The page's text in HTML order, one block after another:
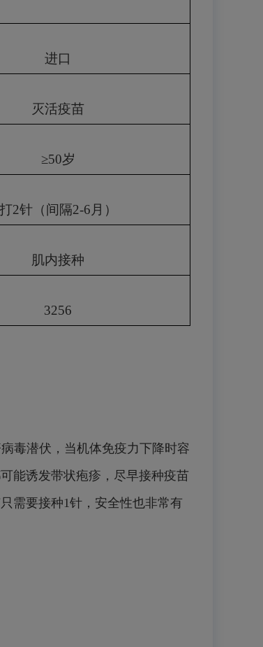
进口
灭活疫苗
≥50岁
打2针（间隔2-6 月）
肌内接种
3256
毒潜伏，当机体免疫力下降时容
能诱发带状疱疹，尽早接种疫苗
需要接种1针，安全性也非常有